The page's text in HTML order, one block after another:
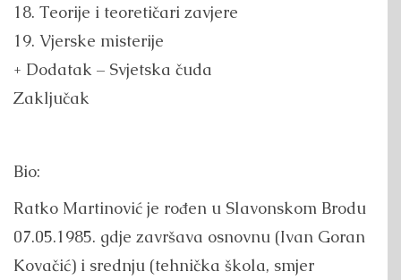
18. Teorije i teoretičari zavjere
19. Vjerske misterije
+ Dodatak – Svjetska čuda
Zaključak
Bio:
Ratko Martinović je rođen u Slavonskom Brodu
07.05.1985. gdje završava osnovnu (Ivan Goran
Kovačić) i srednju (tehnička škola, smjer